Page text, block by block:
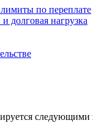
по переплате
долговая нагрузка
следующими